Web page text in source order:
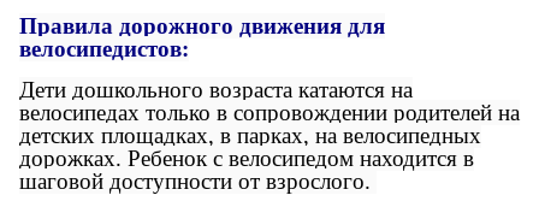
Правила дорожного движения для
велосипедистов:
Дети дошкольного возраста катаются на
велосипедах только в сопровождении родителей на
детских площадках, в парках, на велосипедных
дорожках. Ребенок с велосипедом находится в
шаговой доступности от взрослого.